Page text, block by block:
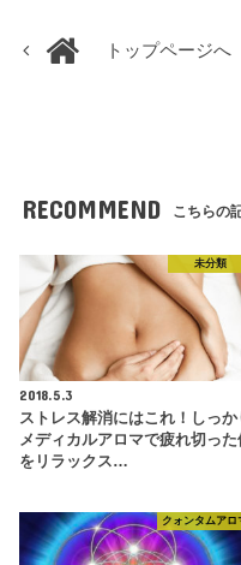
トップページへ
RECOMMEND こちらの
未分類
2018.5.3
ストレス解消にはこれ！しっか
メディカルアロマで疲れ切った
をリラックス…
クォンタムアロ